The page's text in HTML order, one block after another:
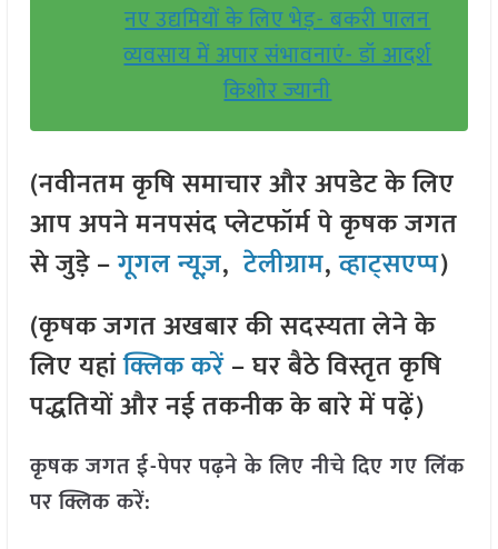
नए उद्यमियों के लिए भेड़- बकरी पालन
व्यवसाय में अपार संभावनाएं- डॉ आदर्श
किशोर ज्यानी
(नवीनतम कृषि समाचार और अपडेट के लिए
आप अपने मनपसंद प्लेटफॉर्म पे कृषक जगत
से जुड़े –गूगल न्यूज़,टेलीग्राम,व्हाट्सएप्प)
(कृषक जगत अखबार की सदस्यता लेने के
लिए यहांक्लिक करें– घर बैठे विस्तृत कृषि
पद्धतियों और नई तकनीक के बारे में पढ़ें)
कृषक जगत ई-पेपर पढ़ने के लिए नीचे दिए गए लिंक
पर क्लिक करें: